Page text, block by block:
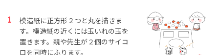
模造紙に正方形２つと丸を描きま
す。模造紙の近くには玉いれの玉を
置きます。親や先生が２個のサイコ
ロを同時にふります。